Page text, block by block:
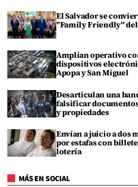
El Salvador se
"Family Friendly"
Amplían operativo
dispositivos
Apopa y San Miguel
Desarticulan una
falsificar
y propiedades
Envían a juicio a dos
por estafas con
lotería
MÁS EN SOCIAL